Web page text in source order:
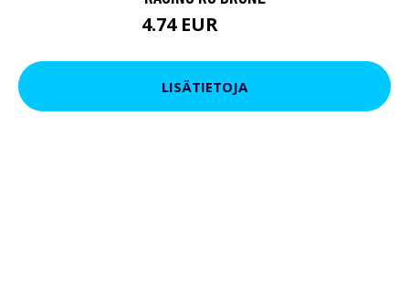
4.74 EUR
LISÄTIETOJA